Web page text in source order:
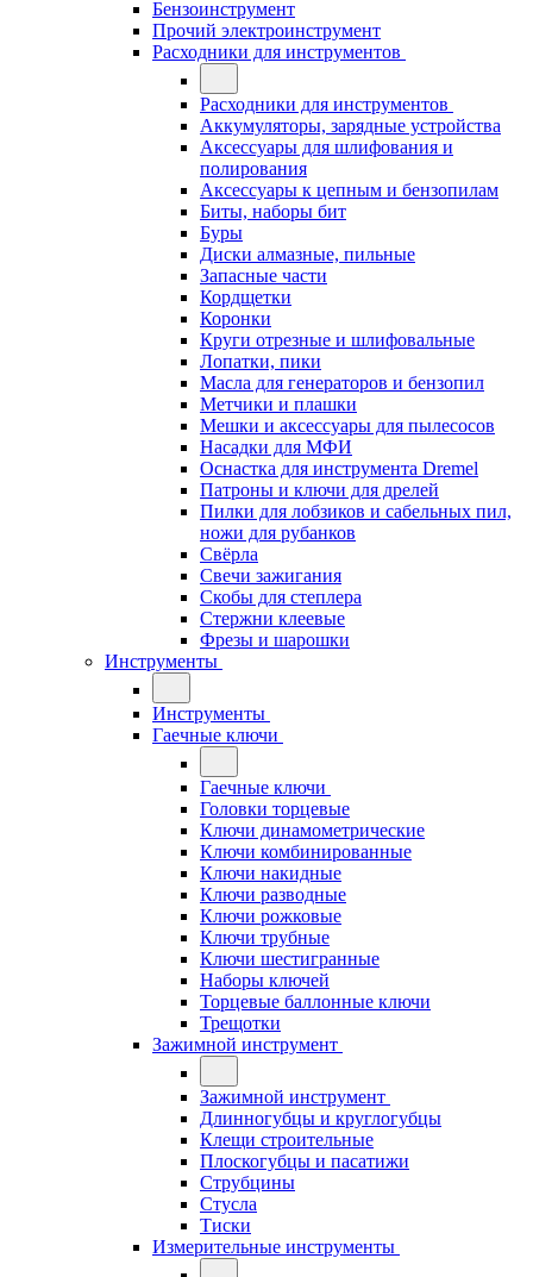
Бензоинструмент
Прочий электроинструмент
Расходники для инструментов
Расходники для инструментов
Аккумуляторы, зарядные устройства
Аксессуары для шлифования и
полирования
Аксессуары к цепным и бензопилам
Биты, наборы бит
Буры
Диски алмазные, пильные
Запасные части
Кордщетки
Коронки
Круги отрезные и шлифовальные
Лопатки, пики
Масла для генераторов и бензопил
Метчики и плашки
Мешки и аксессуары для пылесосов
Насадки для МФИ
Оснастка для инструмента Dremel
Патроны и ключи для дрелей
Пилки для лобзиков и сабельных пил,
ножи для рубанков
Свёрла
Свечи зажигания
Скобы для степлера
Стержни клеевые
Фрезы и шарошки
Инструменты
Инструменты
Гаечные ключи
Гаечные ключи
Головки торцевые
Ключи динамометрические
Ключи комбинированные
Ключи накидные
Ключи разводные
Ключи рожковые
Ключи трубные
Ключи шестигранные
Наборы ключей
Торцевые баллонные ключи
Трещотки
Зажимной инструмент
Зажимной инструмент
Длинногубцы и круглогубцы
Клещи строительные
Плоскогубцы и пасатижи
Струбцины
Стусла
Тиски
Измерительные инструменты